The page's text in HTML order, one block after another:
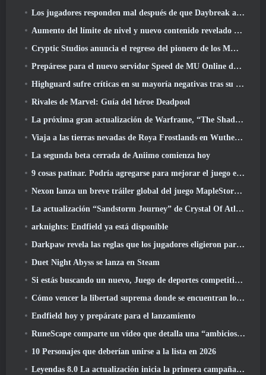
Los jugadores responden mal después de que Daybreak anunciara planes para saltarse las hojas de ruta de EverQuest y EQ2
Aumento del límite de nivel y nuevo contenido revelado en Phantasy Star Online 2: Corriente de onda titular de NGS
Cryptic Studios anuncia el regreso del pionero de los MMO Jack Emmert como director ejecutivo
Prepárese para el nuevo servidor Speed ​​de MU Online durante el evento previo
Highguard sufre críticas en su mayoría negativas tras su lanzamiento
Rivales de Marvel: Guía del héroe Deadpool
La próxima gran actualización de Warframe, “The Shadowgrapher” llegará en marzo
Viaja a las tierras nevadas de Roya Frostlands en Wuthering Waves Próxima versión 3.1
La segunda beta cerrada de Aniimo comienza hoy
9 cosas patinar. Podría agregarse para mejorar el juego en 2026
Nexon lanza un breve tráiler global del juego MapleStory Classic World
La actualización “Sandstorm Journey” de Crystal Of Atlan eleva el límite de nivel a 70
arknights: Endfield ya está disponible
Darkpaw revela las reglas que los jugadores eligieron para el próximo servidor Frostreaver de EverQuest
Duet Night Abyss se lanza en Steam
Si estás buscando un nuevo, Juego de deportes competitivos, La prueba beta cerrada del fútbol estilo libre 2 está en camino
Cómo vencer la libertad suprema donde se encuentran los vientos
Endfield hoy y prepárate para el lanzamiento
RuneScape comparte un vídeo que detalla una “ambiciosa serie de actualizaciones de contenido”
10 Personajes que deberían unirse a la lista en 2026
Leyendas 8.0 La actualización inicia la primera campaña de 2026